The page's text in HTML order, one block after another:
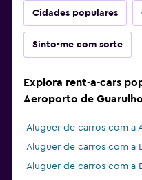
Cidades populares
Sinto-me com sorte
Explora rent-a-cars
Aeroporto de
Aluguer de carros com a
Aluguer de carros com a
Aluguer de carros com a